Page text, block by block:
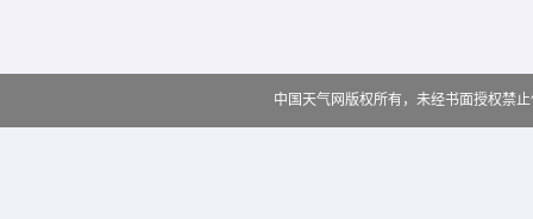
中国天气网版权所有，未经书面授权